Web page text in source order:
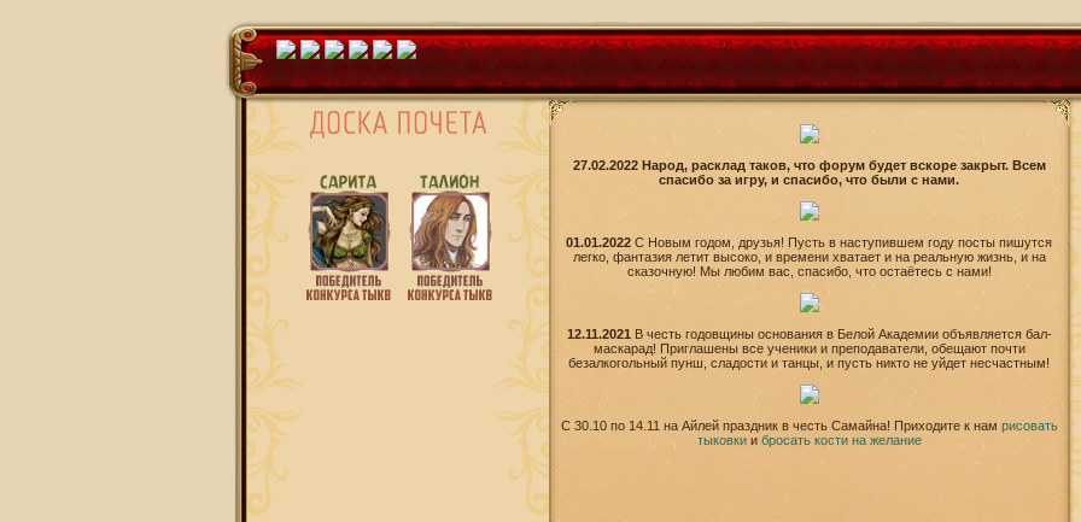
27.02.2022 Народ, расклад таков, что форум будет вскоре закрыт. Всем
спасибо за игру, и спасибо, что были с нами.
01.01.2022 С Новым годом, друзья! Пусть в наступившем году посты пишутся
легко, фантазия летит высоко, и времени хватает и на реальную жизнь, и на
сказочную! Мы любим вас, спасибо, что остаётесь с нами!
12.11.2021
В честь годовщины основания в Белой Академии объявляется бал-
маскарад! Приглашены все ученики и преподаватели, обещают почти
безалкогольный пунш, сладости и танцы, и пусть никто не уйдет несчастным!
С 30.10 по 14.11 на Айлей праздник в честь Самайна! Приходите к нам рисовать
тыковкии бросать кости на желание